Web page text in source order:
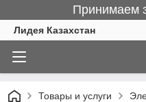
Принимаем
Лидея Казахстан
Товары и услуги